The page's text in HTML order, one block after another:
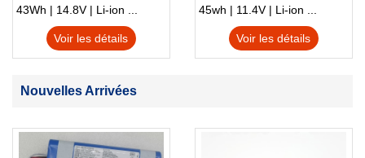
S230u Twist
43Wh | 14.8V | Li-ion ...
Voir les détails
45wh | 11.4V | Li-ion ...
Voir les détails
Nouvelles Arrivées